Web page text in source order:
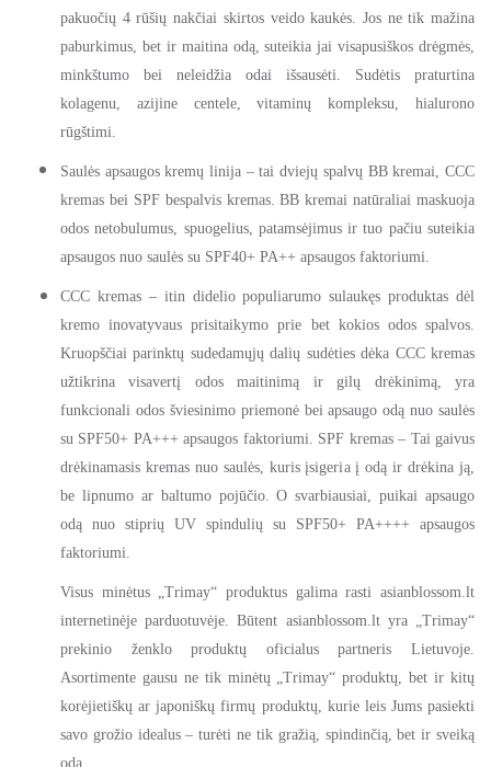
pakuočių 4 rūšių nakčiai skirtos veido kaukės. Jos ne tik mažina
paburkimus, bet ir maitina odą, suteikia jai visapusiškos drėgmės,
minkštumo bei neleidžia odai išsausėti. Sudėtis praturtina
kolagenu, azijine centele, vitaminų kompleksu, hialurono
rūgštimi.
Saulės apsaugos kremų linija – tai dviejų spalvų BB kremai, CCC
kremas bei SPF bespalvis kremas. BB kremai natūraliai maskuoja
odos netobulumus, spuogelius, patamsėjimus ir tuo pačiu suteikia
apsaugos nuo saulės su SPF40+ PA++ apsaugos faktoriumi.
CCC kremas – itin didelio populiarumo sulaukęs produktas dėl
kremo inovatyvaus prisitaikymo prie bet kokios odos spalvos.
Kruopščiai parinktų sudedamųjų dalių sudėties dėka CCC kremas
užtikrina visavertį odos maitinimą ir gilų drėkinimą, yra
funkcionali odos šviesinimo priemonė bei apsaugo odą nuo saulės
su SPF50+ PA+++ apsaugos faktoriumi. SPF kremas – Tai gaivus
drėkinamasis kremas nuo saulės, kuris įsigeria į odą ir drėkina ją,
be lipnumo ar baltumo pojūčio. O svarbiausiai, puikai apsaugo
odą nuo stiprių UV spindulių su SPF50+ PA++++ apsaugos
faktoriumi.
Visus minėtus „Trimay“ produktus galima rasti asianblossom.lt
internetinėje parduotuvėje. Būtent asianblossom.lt yra „Trimay“
prekinio ženklo produktų oficialus partneris Lietuvoje.
Asortimente gausu ne tik minėtų „Trimay“ produktų, bet ir kitų
korėjietiškų ar japoniškų firmų produktų, kurie leis Jums pasiekti
savo grožio idealus – turėti ne tik gražią, spindinčią, bet ir sveiką
odą.